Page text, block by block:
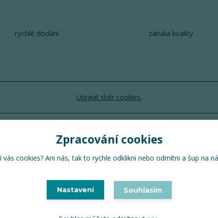
rychlé dodání záruka kvality
Upravit sběr cookies.
TuTu 2024 © Všechna práva vyhrazena
Zpracování cookies
vás cookies? Ani nás, tak to rychle odklikni nebo odmítni a šup na
Nastavení Souhlasím